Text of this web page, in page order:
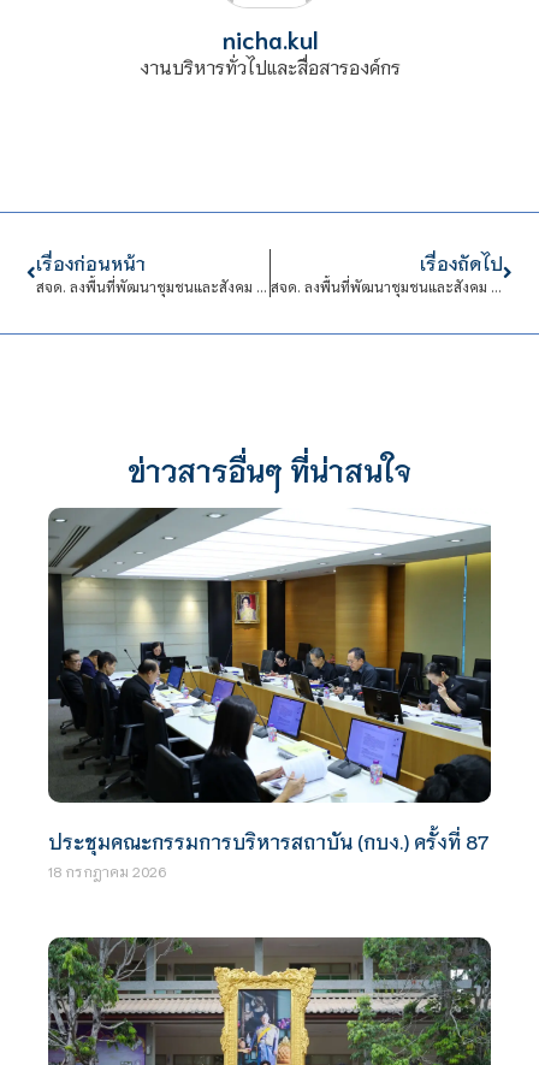
nicha.kul
งานบริหารทั่วไปและสื่อสารองค์กร
เรื่องก่อนหน้า
สจด. ลงพื้นที่พัฒนาชุมชนและสังคม จังหวัดบึงกาฬ
เรื่องถัดไป
สจด. ลงพื้นที่พัฒนาชุมชนและสังคม จังหวัดสิงห์บุรี
ข่าวสารอื่นๆ ที่น่าสนใจ
ประชุมคณะกรรมการบริหารสถาบัน (กบง.) ครั้งที่ 87
18 กรกฎาคม 2026